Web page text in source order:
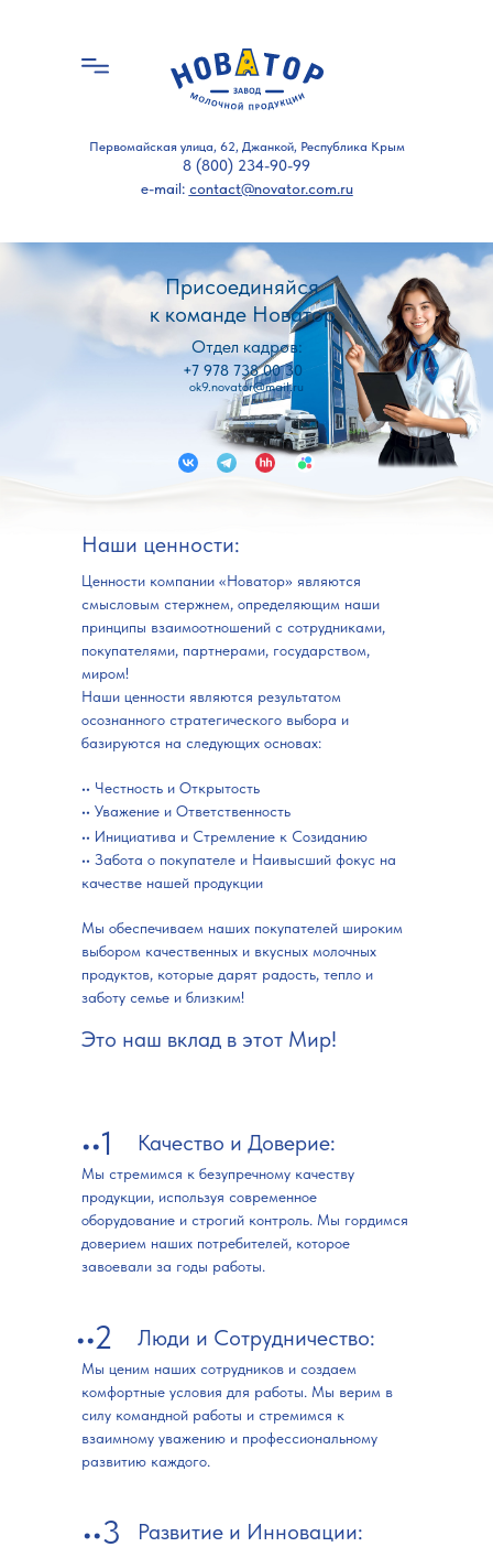
Первомайская улица, 62, Джанкой, Республика Крым
8 (800) 234-90-99
e-mail: contact@novator.com.ru
Присоединяйся
к команде Новатор
ok9.novator@mail.ru
Открытые вакансии Авито
+7 978 738 00 30
Отдел кадров:
Наши ценности:
Качество и Доверие:
Мы стремимся к безупречному качеству
продукции, используя современное
оборудование и строгий контроль. Мы гордимся
доверием наших потребителей, которое
завоевали за годы работы.
Развитие и Инновации:
Люди и Сотрудничество:
Мы ценим наших сотрудников и создаем
комфортные условия для работы. Мы верим в
силу командной работы и стремимся к
взаимному уважению и профессиональному
развитию каждого.
••1
••2
••3
Мы обеспечиваем наших покупателей широким
выбором качественных и вкусных молочных
продуктов, которые дарят радость, тепло и
заботу семье и близким!
•• Честность и Открытость
•• Уважение и Ответственность
•• Инициатива и Стремление к Созиданию
•• Забота о покупателе и Наивысший фокус на
качестве нашей продукции
Ценности компании «Новатор» являются
смысловым стержнем, определяющим наши
принципы взаимоотношений с сотрудниками,
покупателями, партнерами, государством,
миром!
Наши ценности являются результатом
осознанного стратегического выбора и
базируются на следующих основах:
Это наш вклад в этот Мир!